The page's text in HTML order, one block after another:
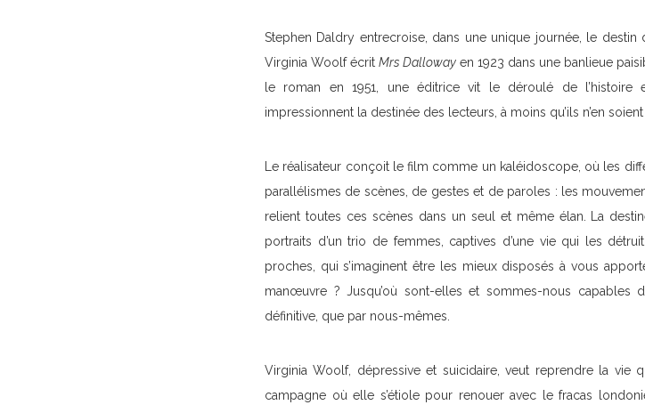
Stephen Daldry entrecroise, dans une unique journée, le
Virginia Woolf écrit Mrs Dalloway en 1923 dans une banlieue
le roman en 1951, une éditrice vit le déroulé de l’histoire
impressionnent la destinée des lecteurs, à moins qu’ils n’en
Le réalisateur conçoit le film comme un kaléidoscope, où les
parallélismes de scènes, de gestes et de paroles : les
relient toutes ces scènes dans un seul et même élan. La
portraits d’un trio de femmes, captives d’une vie qui les
proches, qui s’imaginent être les mieux disposés à vous
manœuvre ? Jusqu’où sont-elles et sommes-nous capables
définitive, que par nous-mêmes.
Virginia Woolf, dépressive et suicidaire, veut reprendre la
campagne où elle s’étiole pour renouer avec le fracas